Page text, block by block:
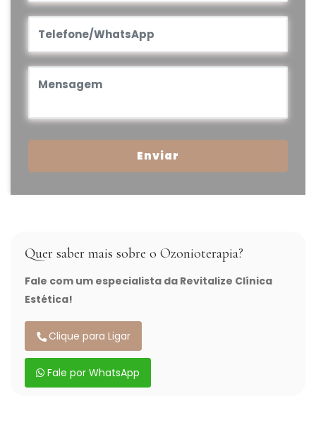
Enviar
Quer saber mais sobre o Ozonioterapia?
Fale com um especialista da Revitalize Clínica
Estética!
Clique para Ligar
Fale por WhatsApp